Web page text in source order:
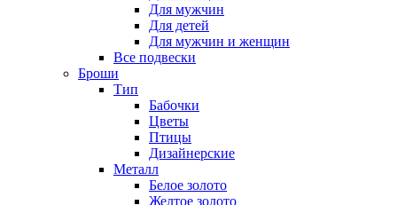
Для мужчин
Для детей
Для мужчин и женщин
Все подвески
Броши
Тип
Бабочки
Цветы
Птицы
Дизайнерские
Металл
Белое золото
Желтое золото